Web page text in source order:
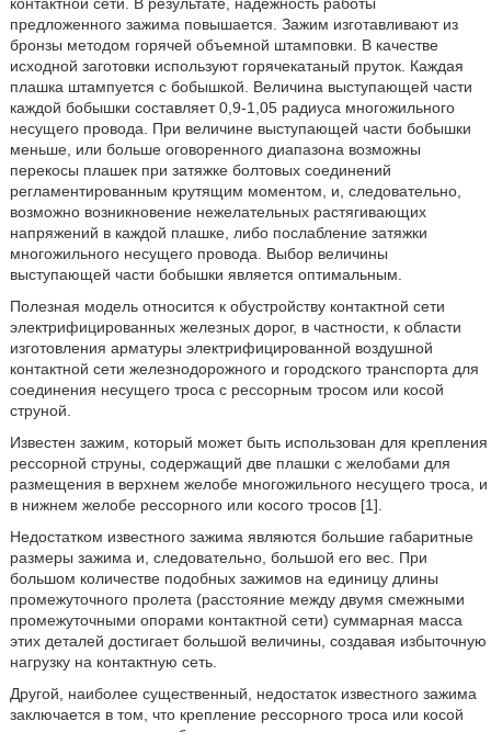
предложенного зажима повышается. Зажим изготавливают из
бронзы методом горячей объемной штамповки. В качестве
исходной заготовки используют горячекатаный пруток. Каждая
плашка штампуется с бобышкой. Величина выступающей части
каждой бобышки составляет 0,9-1,05 радиуса многожильного
несущего провода. При величине выступающей части бобышки
меньше, или больше оговоренного диапазона возможны
перекосы плашек при затяжке болтовых соединений
регламентированным крутящим моментом, и, следовательно,
возможно возникновение нежелательных растягивающих
напряжений в каждой плашке, либо послабление затяжки
многожильного несущего провода. Выбор величины
выступающей части бобышки является оптимальным.
Полезная модель относится к обустройству контактной сети
электрифицированных железных дорог, в частности, к области
изготовления арматуры электрифицированной воздушной
контактной сети железнодорожного и городского транспорта для
соединения несущего троса с рессорным тросом или косой
струной.
Известен зажим, который может быть использован для крепления
рессорной струны, содержащий две плашки с желобами для
размещения в верхнем желобе многожильного несущего троса, и
в нижнем желобе рессорного или косого тросов [1].
Недостатком известного зажима являются большие габаритные
размеры зажима и, следовательно, большой его вес. При
большом количестве подобных зажимов на единицу длины
промежуточного пролета (расстояние между двумя смежными
промежуточными опорами контактной сети) суммарная масса
этих деталей достигает большой величины, создавая избыточную
нагрузку на контактную сеть.
Другой, наиболее существенный, недостаток известного зажима
заключается в том, что крепление рессорного троса или косой